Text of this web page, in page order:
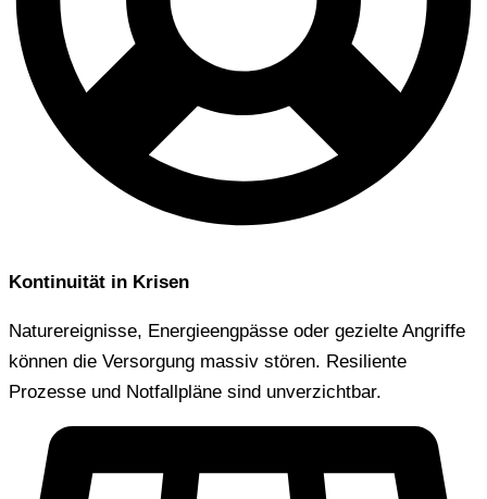
Kontinuität in Krisen
Naturereignisse, Energieengpässe oder gezielte Angriffe
können die Versorgung massiv stören. Resiliente
Prozesse und Notfallpläne sind unverzichtbar.